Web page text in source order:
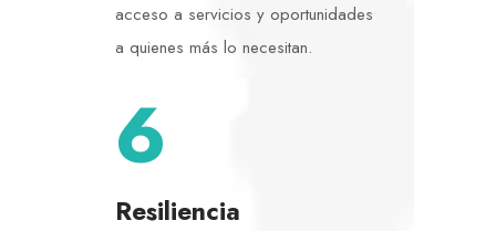
acceso a servicios y oportunidades
a quienes más lo necesitan.
6
Resiliencia